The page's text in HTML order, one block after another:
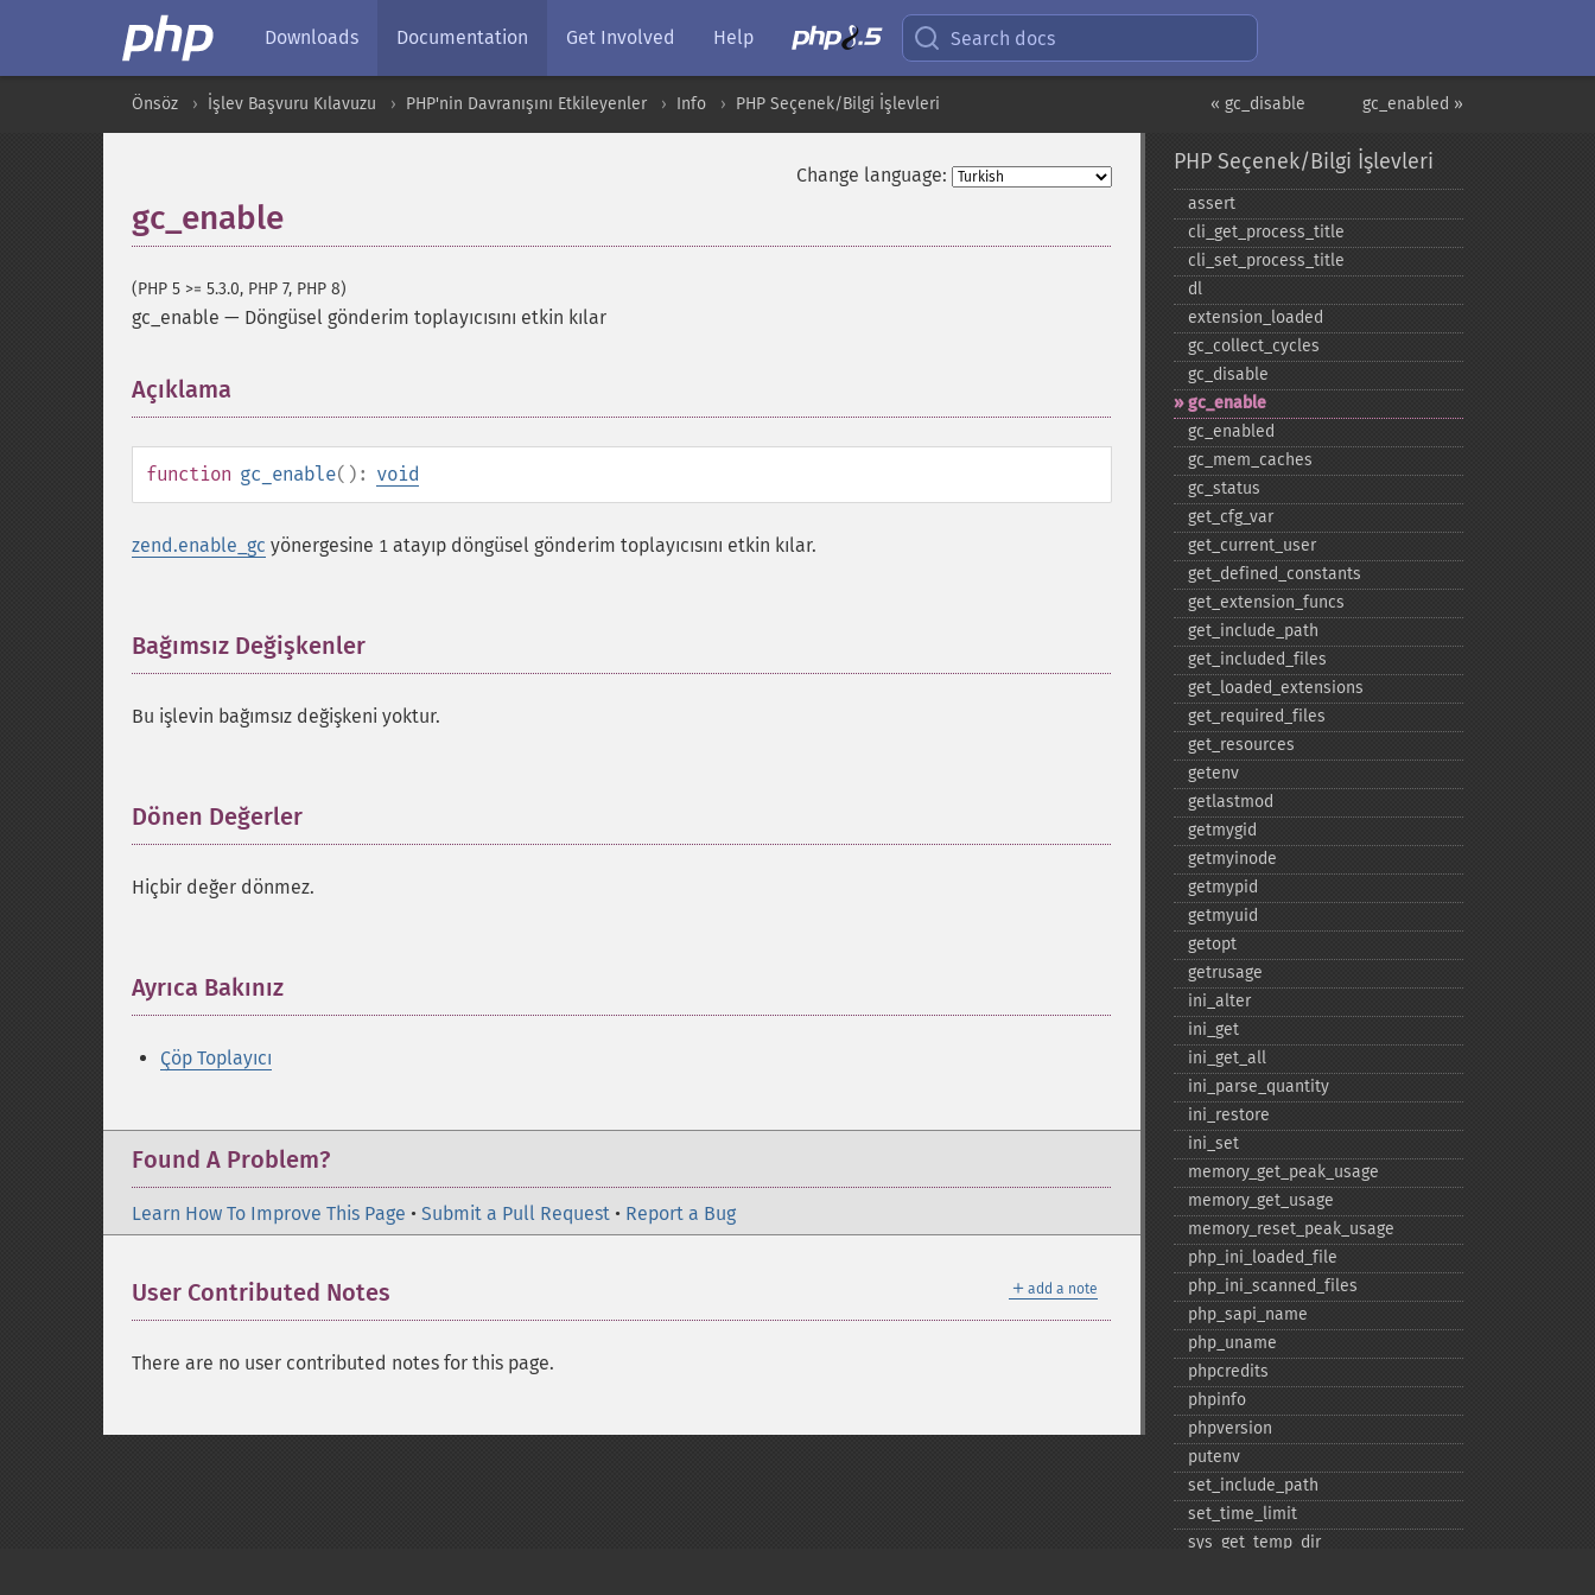
Downloads Documentation Get Involved Help Search docs
gc_enabled »
« gc_disable
Önsöz İşlev Başvuru Kılavuzu PHP'nin Davranışını Etkileyenler Info PHP Seçenek/Bilgi İşlevleri
Change language:
gc_enable
(PHP 5 >= 5.3.0, PHP 7, PHP 8)
gc_enable — Döngüsel gönderim toplayıcısını etkin kılar
Açıklama
function gc_enable(): void
zend.enable_gc yönergesine 1 atayıp döngüsel gönderim toplayıcısını etkin kılar.
Bağımsız Değişkenler
Bu işlevin bağımsız değişkeni yoktur.
Dönen Değerler
Hiçbir değer dönmez.
Ayrıca Bakınız
Çöp Toplayıcı
Found A Problem?
Learn How To Improve This Page • Submit a Pull Request • Report a Bug
＋ add a note
User Contributed Notes
There are no user contributed notes for this page.
PHP Seçenek/Bilgi İşlevleri
assert
cli_​get_​process_​title
cli_​set_​process_​title
dl
extension_​loaded
gc_​collect_​cycles
gc_​disable
gc_​enable
gc_​enabled
gc_​mem_​caches
gc_​status
get_​cfg_​var
get_​current_​user
get_​defined_​constants
get_​extension_​funcs
get_​include_​path
get_​included_​files
get_​loaded_​extensions
get_​required_​files
get_​resources
getenv
getlastmod
getmygid
getmyinode
getmypid
getmyuid
getopt
getrusage
ini_​alter
ini_​get
ini_​get_​all
ini_​parse_​quantity
ini_​restore
ini_​set
memory_​get_​peak_​usage
memory_​get_​usage
memory_​reset_​peak_​usage
php_​ini_​loaded_​file
php_​ini_​scanned_​files
php_​sapi_​name
php_​uname
phpcredits
phpinfo
phpversion
putenv
set_​include_​path
set_​time_​limit
sys_​get_​temp_​dir